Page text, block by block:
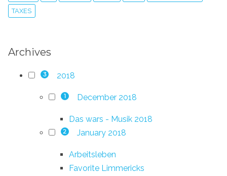
TAXES
Archives
3 2018
1 December 2018
Das wars - Musik 2018
2 January 2018
Arbeitsleben
Favorite Limmericks